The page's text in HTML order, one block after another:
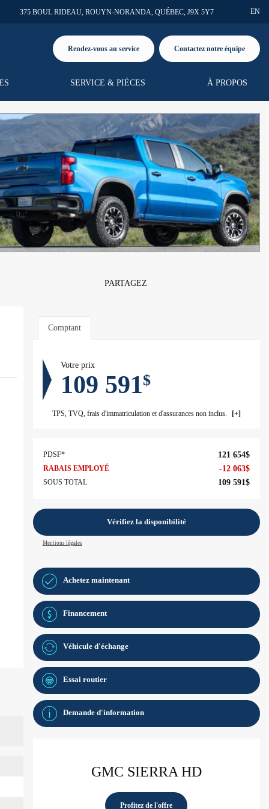
375 BOUL RIDEAU ROUYN-NORANDA QUÉBEC J9X 5Y7 EN
Rendez-vous au service Contactez notre équipe
SERVICE & PIÈCES À PROPOS
PARTAGEZ
Comptant
Votre prix
109 591$
TPS, TVQ, frais d'immatriculation et d'assurances non inclus.
PDSF* 121 654$
RABAIS EMPLOYÉ -12 063$
SOUS TOTAL 109 591$
Vérifiez la disponibilité
Mentions légales
Achetez maintenant
Financement
Véhicule d'échange
Essai routier
Demande d'information
GMC SIERRA HD
Profitez de l'offre